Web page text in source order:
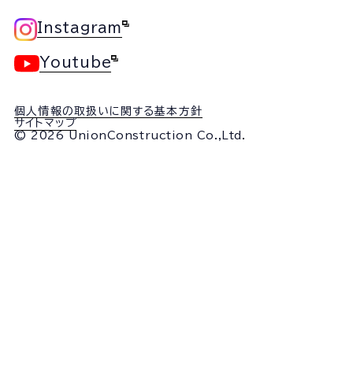
Instagram
Youtube
© 2026 UnionConstruction Co.,Ltd.
個人情報の取扱いに関する基本方針
サイトマップ